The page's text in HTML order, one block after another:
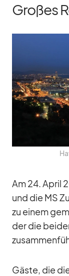
Großes
Am 24. April
und die MS
zu ei­nem
der die
Gäste, die